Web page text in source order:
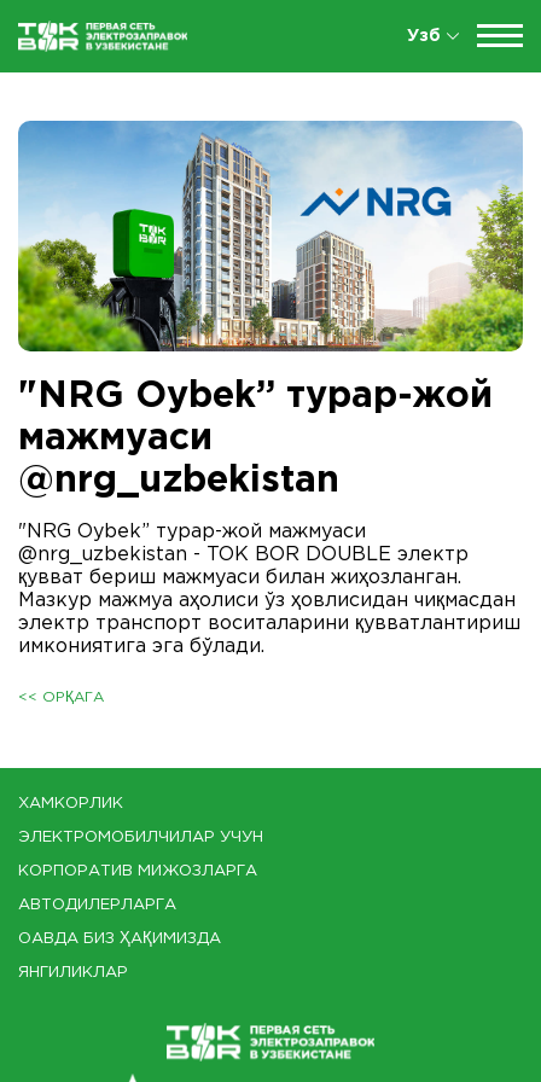
Узб
"NRG Oybek” турар-жой
мажмуаси
@nrg_uzbekistan
"NRG Oybek” турар-жой мажмуаси
@nrg_uzbekistan - TOK BOR DOUBLE электр
қувват бериш мажмуаси билан жиҳозланган.
Мазкур мажмуа аҳолиси ўз ҳовлисидан чиқмасдан
электр транспорт воситаларини қувватлантириш
имкониятига эга бўлади.
<< ОРҚАГА
ХАМКОРЛИК
ЭЛЕКТРОМОБИЛЧИЛАР УЧУН
КОРПОРАТИВ МИЖОЗЛАРГА
АВТОДИЛЕРЛАРГА
ОАВДА БИЗ ҲАҚИМИЗДА
ЯНГИЛИКЛАР